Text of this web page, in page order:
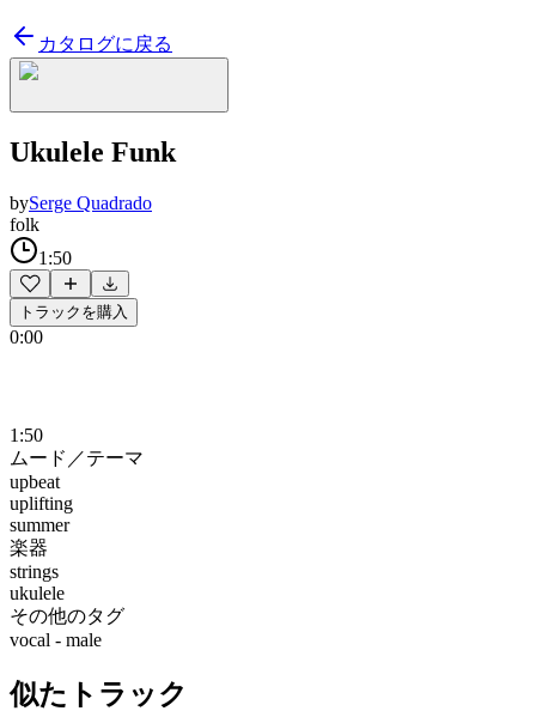
カタログに戻る
Ukulele Funk
bySerge Quadrado
folk
1:50
トラックを購入
0:00
1:50
ムード／テーマ
upbeat
uplifting
summer
楽器
strings
ukulele
その他のタグ
vocal - male
似たトラック